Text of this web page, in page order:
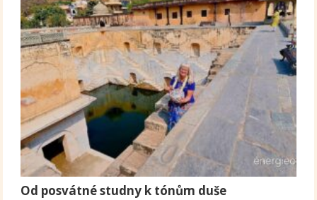
Od posvátné studny k tónům duše